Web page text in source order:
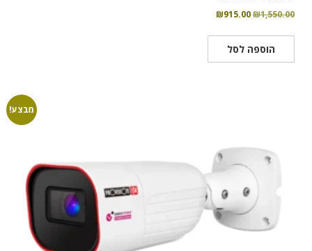
₪1,550.00
המחיר
היה:
₪1,550.00.
₪915.00
₪915.00.
הוספה לסל
מבצע!